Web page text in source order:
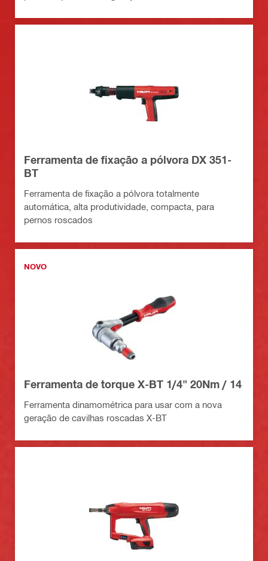
Ferramenta de fixação a pólvora DX 351-
BT
Ferramenta de fixação a pólvora totalmente
automática, alta produtividade, compacta, para
pernos roscados
NOVO
Ferramenta de torque X-BT 1/4" 20Nm / 14
Ferramenta dinamométrica para usar com a nova
geração de cavilhas roscadas X-BT